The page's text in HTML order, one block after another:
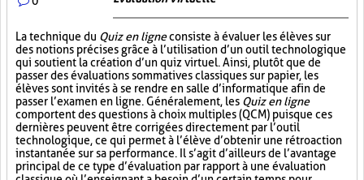
La technique du Quiz en ligneconsiste à évaluer les élèves sur
des notions précises grâce à l’utilisation d’un outil technologique
qui soutient la création d’un quiz virtuel. Ainsi, plutôt que de
passer des évaluations sommatives classiques sur papier, les
élèves sont invités à se rendre en salle d’informatique afin de
passer l’examen en ligne. Généralement, les Quiz en ligne
comportent des questions à choix multiples (QCM) puisque ces
dernières peuvent être corrigées directement par l’outil
technologique, ce qui permet à l’élève d’obtenir une rétroaction
instantanée sur sa performance. Il s’agit d’ailleurs de l’avantage
principal de ce type d’évaluation par rapport à une évaluation